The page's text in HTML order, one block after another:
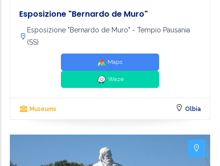
Esposizione "Bernardo de Muro"
Esposizione "Bernardo de Muro" - Tempio Pausania
(SS)
Maps
Waze
Museums Olbia